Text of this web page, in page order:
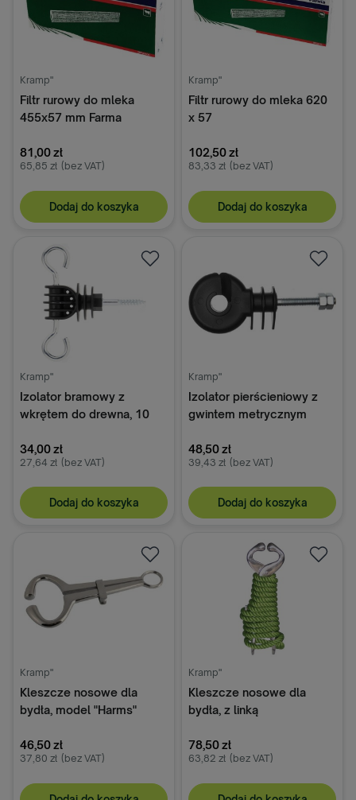
Kramp"
Filtr rurowy do mleka
455x57 mm Farma
81,00 zł
65,85 zł (bez VAT)
Dodaj do koszyka
Kramp"
Filtr rurowy do mleka 620
x 57
102,50 zł
83,33 zł (bez VAT)
Dodaj do koszyka
Kramp"
Izolator bramowy z
wkrętem do drewna, 10
34,00 zł
27,64 zł (bez VAT)
Dodaj do koszyka
Kramp"
Izolator pierścieniowy z
gwintem metrycznym
48,50 zł
39,43 zł (bez VAT)
Dodaj do koszyka
Kramp"
Kleszcze nosowe dla
bydła, model "Harms"
46,50 zł
37,80 zł (bez VAT)
Kramp"
Kleszcze nosowe dla
bydła, z linką
78,50 zł
63,82 zł (bez VAT)